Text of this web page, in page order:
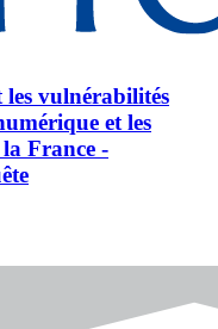
les vulnérabilités
et les
France -